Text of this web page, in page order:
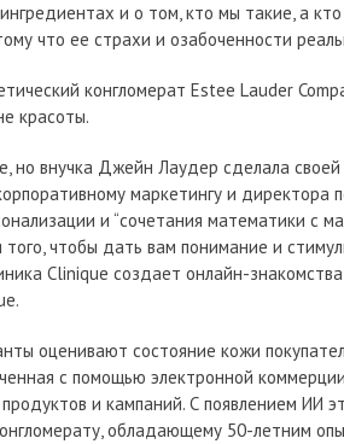
и о том, кто мы такие, а
что ее страхи и озабоченности
конгломерат Estee Lauder
красоты.
но внучка Джейн Лаудер сделала своей
маркетингу и
и “сочетания математики с
чтобы дать вам понимание и
Clinique создает онлайн-
оценивают состояние кожи
с помощью электронной
и кампаний. С появлением ИИ
обладающему 50-летним